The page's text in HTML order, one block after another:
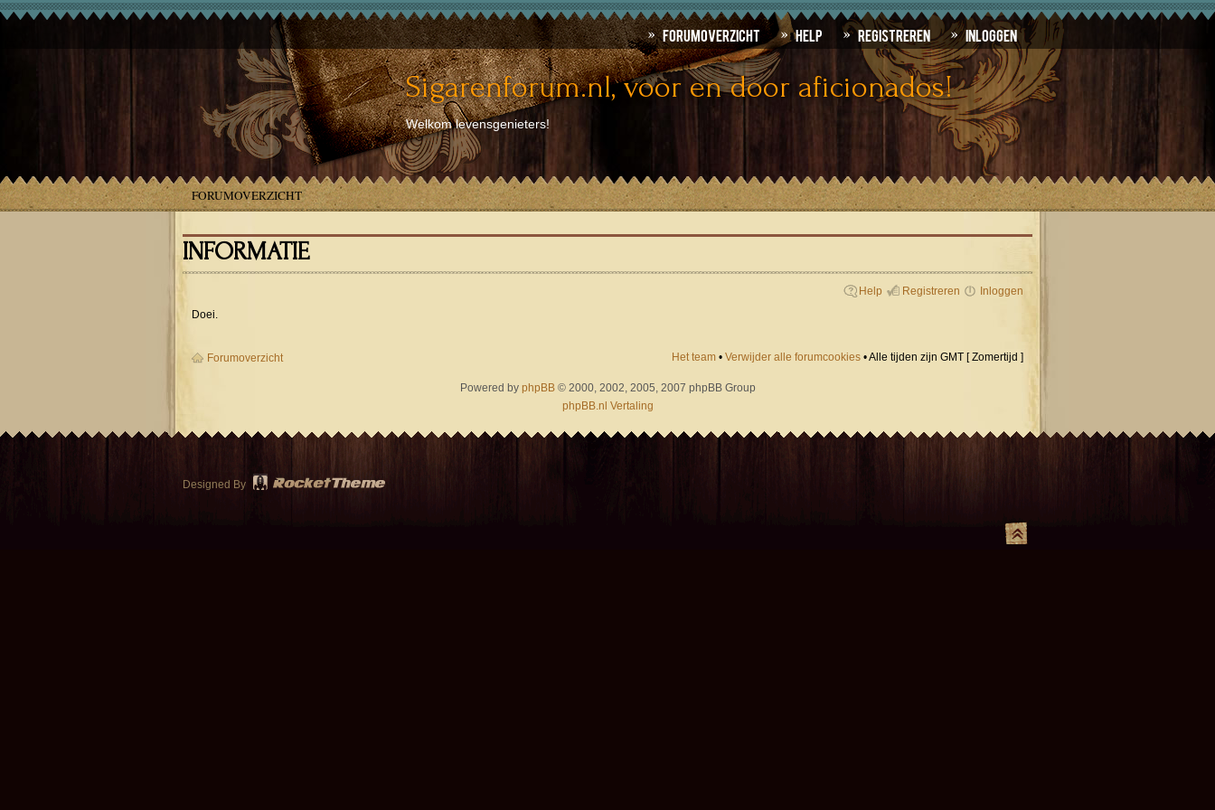
Forumoverzicht Help Registreren Inloggen
Sigarenforum.nl, voor en door aficionados!
Welkom levensgenieters!
FORUMOVERZICHT
INFORMATIE
Help Registreren
Inloggen
Doei.
Forumoverzicht Het team • Verwijder alle forumcookies • Alle tijden zijn GMT [ Zomertijd ]
Powered by phpBB© 2000, 2002, 2005, 2007 phpBB Group
phpBB.nl Vertaling
Designed By